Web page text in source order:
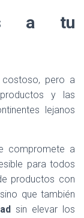
a tu
costoso, pero a
y las
lejanos
compromete a
para todos
productos con
que también
sin elevar los